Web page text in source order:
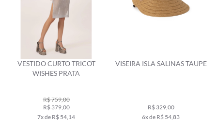
VESTIDO CURTO TRICOT
WISHES PRATA
R$ 759,00
R$ 379,00
7x de R$ 54,14
VISEIRA ISLA SALINAS TAUPE
R$ 329,00
6x de R$ 54,83